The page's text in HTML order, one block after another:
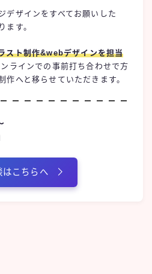
デザインをすべてお願いした
ます。
スト制作&webデザインを担当
ラインでの事前打ち合わせで方
作へと移らせていただきます。
はこちらへ